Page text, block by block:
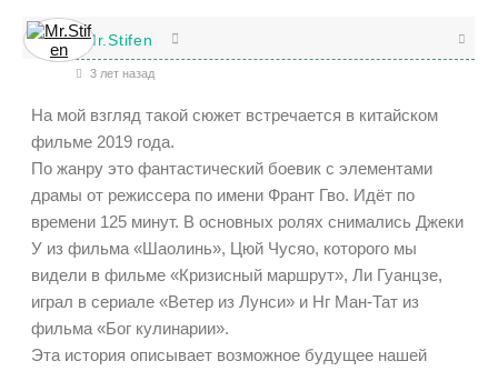
Mr.Stifen
3 лет назад
На мой взгляд такой сюжет встречается в китайском
фильме 2019 года.
По жанру это фантастический боевик с элементами
драмы от режиссера по имени Франт Гво. Идёт по
времени 125 минут. В основных ролях снимались Джеки
У из фильма «Шаолинь», Цюй Чусяо, которого мы
видели в фильме «Кризисный маршрут», Ли Гуанцзе,
играл в сериале «Ветер из Лунси» и Нг Ман-Тат из
фильма «Бог кулинарии».
Эта история описывает возможное будущее нашей